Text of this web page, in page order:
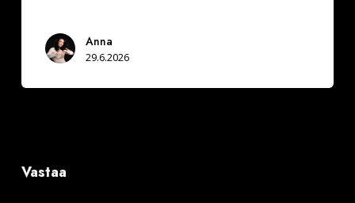
Anna
29.6.2026
Vastaa